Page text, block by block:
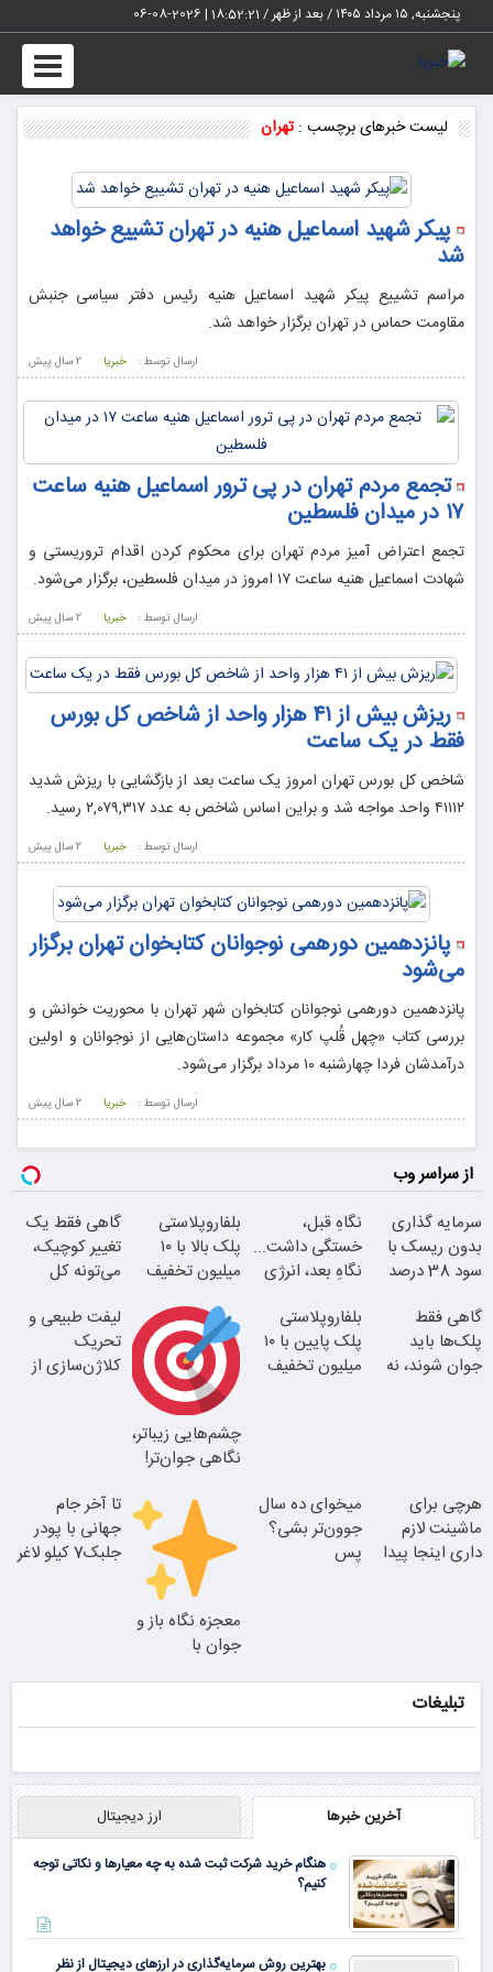
پنجشنبه, ۱۵ مرداد ۱۴۰۵ / بعد از ظهر / 18:52:22
|
2026-08-06
Toggle
لیست خبرهای برچسب :تهران
پیکر شهید اسماعیل هنیه در تهران تشییع خواهد
شد
مراسم تشییع پیکر شهید اسماعیل هنیه رئیس دفتر سیاسی جنبش
مقاومت حماس در تهران برگزار خواهد شد.
2 سال پيش ارسال توسط : خبریا
تجمع مردم تهران در پی ترور اسماعیل هنیه ساعت
۱۷ در میدان فلسطین
تجمع اعتراض آمیز مردم تهران برای محکوم کردن اقدام تروریستی و
شهادت اسماعیل هنیه ساعت ۱۷ امروز در میدان فلسطین، برگزار می‌شود.
2 سال پيش ارسال توسط : خبریا
ریزش بیش از ۴۱ هزار واحد از شاخص کل بورس
فقط در یک ساعت
شاخص کل بورس تهران امروز یک ساعت بعد از بازگشایی با ریزش شدید
۴۱۱۱۲ واحد مواجه شد و براین اساس شاخص به عدد ۲,۰۷۹,۳۱۷ رسید.
2 سال پيش ارسال توسط : خبریا
پانزدهمین دورهمی نوجوانان کتابخوان تهران برگزار
می‌شود
پانزدهمین دورهمی نوجوانان کتابخوان شهر تهران با محوریت خوانش و
بررسی کتاب «چهل قُلپ کار» مجموعه داستان‌هایی از نوجوانان و اولین
درآمدشان فردا چهارشنبه ۱۰ مرداد برگزار می‌شود.
2 سال پيش ارسال توسط : خبریا
از سراسر وب
سرمایه گذاری
بدون ریسک با
سود 38 درصد
نگاهِ قبل،
خستگی داشت...
نگاهِ بعد، انرژی
بلفاروپلاستی
پلک بالا با ۱۰
میلیون تخفیف
گاهی فقط یک
تغییر کوچیک،
می‌تونه کل
کنه
گاهی فقط
پلک‌ها باید
جوان شوند، نه
نتیجه‌ای طبیعی
بلفاروپلاستی
پلک پایین با ۱۰
میلیون تخفیف
چشم‌هایی زیباتر،
نگاهی جوان‌تر!
25% تخفیف
بلفاروپلاستی
لیفت طبیعی و
تحریک
کلاژن‌سازی از
جوان شو
هرچی برای
ماشینت لازم
داری اینجا پیدا
میخوای ده سال
جوون‌تر بشی؟
پس
معجزه نگاه باز و
جوان با
تا آخر جام
جهانی با پودر
جلبک7 کیلو لاغر
تبلیغات
آخرین خبرها ارز دیجیتال
هنگام خرید شرکت ثبت شده به چه معیارها و نکاتی توجه
کنیم؟
بهترین روش سرمایه‌گذاری در ارزهای دیجیتال از نظر